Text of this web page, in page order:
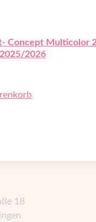
Concept Multicolor
2026
18